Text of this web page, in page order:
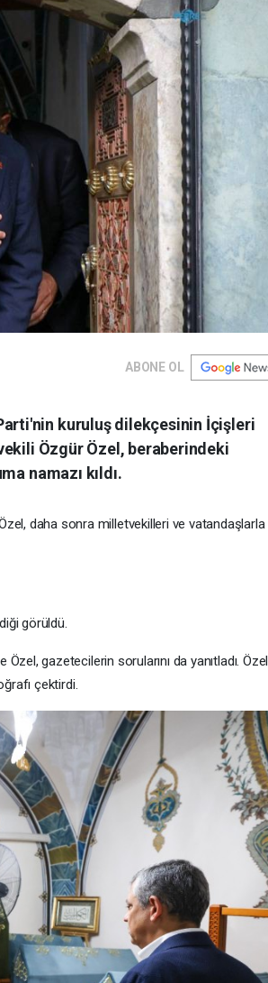
ABONE OL
kuruluş dilekçesinin İçişleri
Özgür Özel, beraberindeki
namazı kıldı.
daha sonra milletvekilleri ve vatandaşlarla
görüldü.
gazetecilerin sorularını da yanıtladı. Özel
çektirdi.